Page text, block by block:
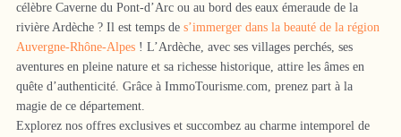
célèbre Caverne du Pont-d’Arc ou au bord des eaux émeraude de la
rivière Ardèche ? Il est temps de s’immerger dans la beauté de la région
Auvergne-Rhône-Alpes ! L’Ardèche, avec ses villages perchés, ses
aventures en pleine nature et sa richesse historique, attire les âmes en
quête d’authenticité. Grâce à ImmoTourisme.com, prenez part à la
magie de ce département.
Explorez nos offres exclusives et succombez au charme intemporel de